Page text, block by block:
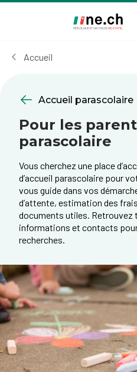
cookies
Accueil
Accueil parascolaire
Pour les
parascolaire
Vous cherchez une place
d’accueil parascolaire pour
vous guide dans vos
d’attente, estimation des
documents utiles. Retrouvez
informations et contacts
recherches.